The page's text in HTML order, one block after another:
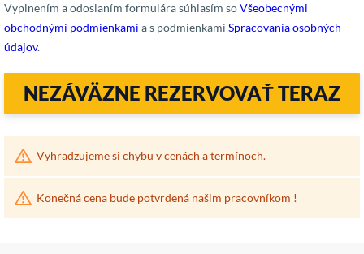
Vyplnením a odoslaním formulára súhlasím soVšeobecnými
obchodnými podmienkami a s podmienkami Spracovania osobných
údajov.
NEZÁVÄZNE REZERVOVAŤ TERAZ
Vyhradzujeme si chybu v cenách a termínoch.
Konečná cena bude potvrdená našim pracovníkom !